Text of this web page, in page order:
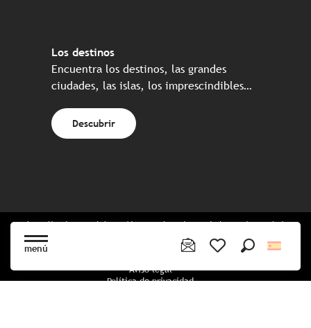
menú
Los destinos
Encuentra los destinos, las grandes
ciudades, las islas, los imprescindibles…
Descubrir
Web realizada en colaboración con el conjunto de los socios turísticos
Aviso legal
Política de privacidad